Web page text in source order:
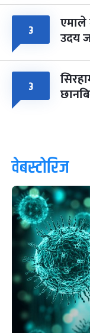
३ एमाले
उदय
३
वेबस्टोरिज